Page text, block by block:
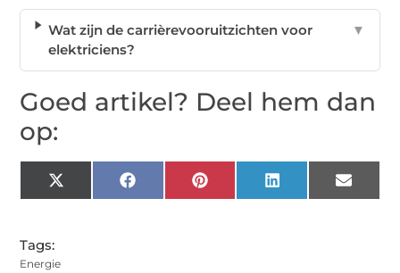
Wat zijn de carrièrevooruitzichten voor
elektriciens?
▼
Goed artikel? Deel hem dan
op:
X
(Twitter)
Facebook Pinterest LinkedIn Email
Tags:
Energie